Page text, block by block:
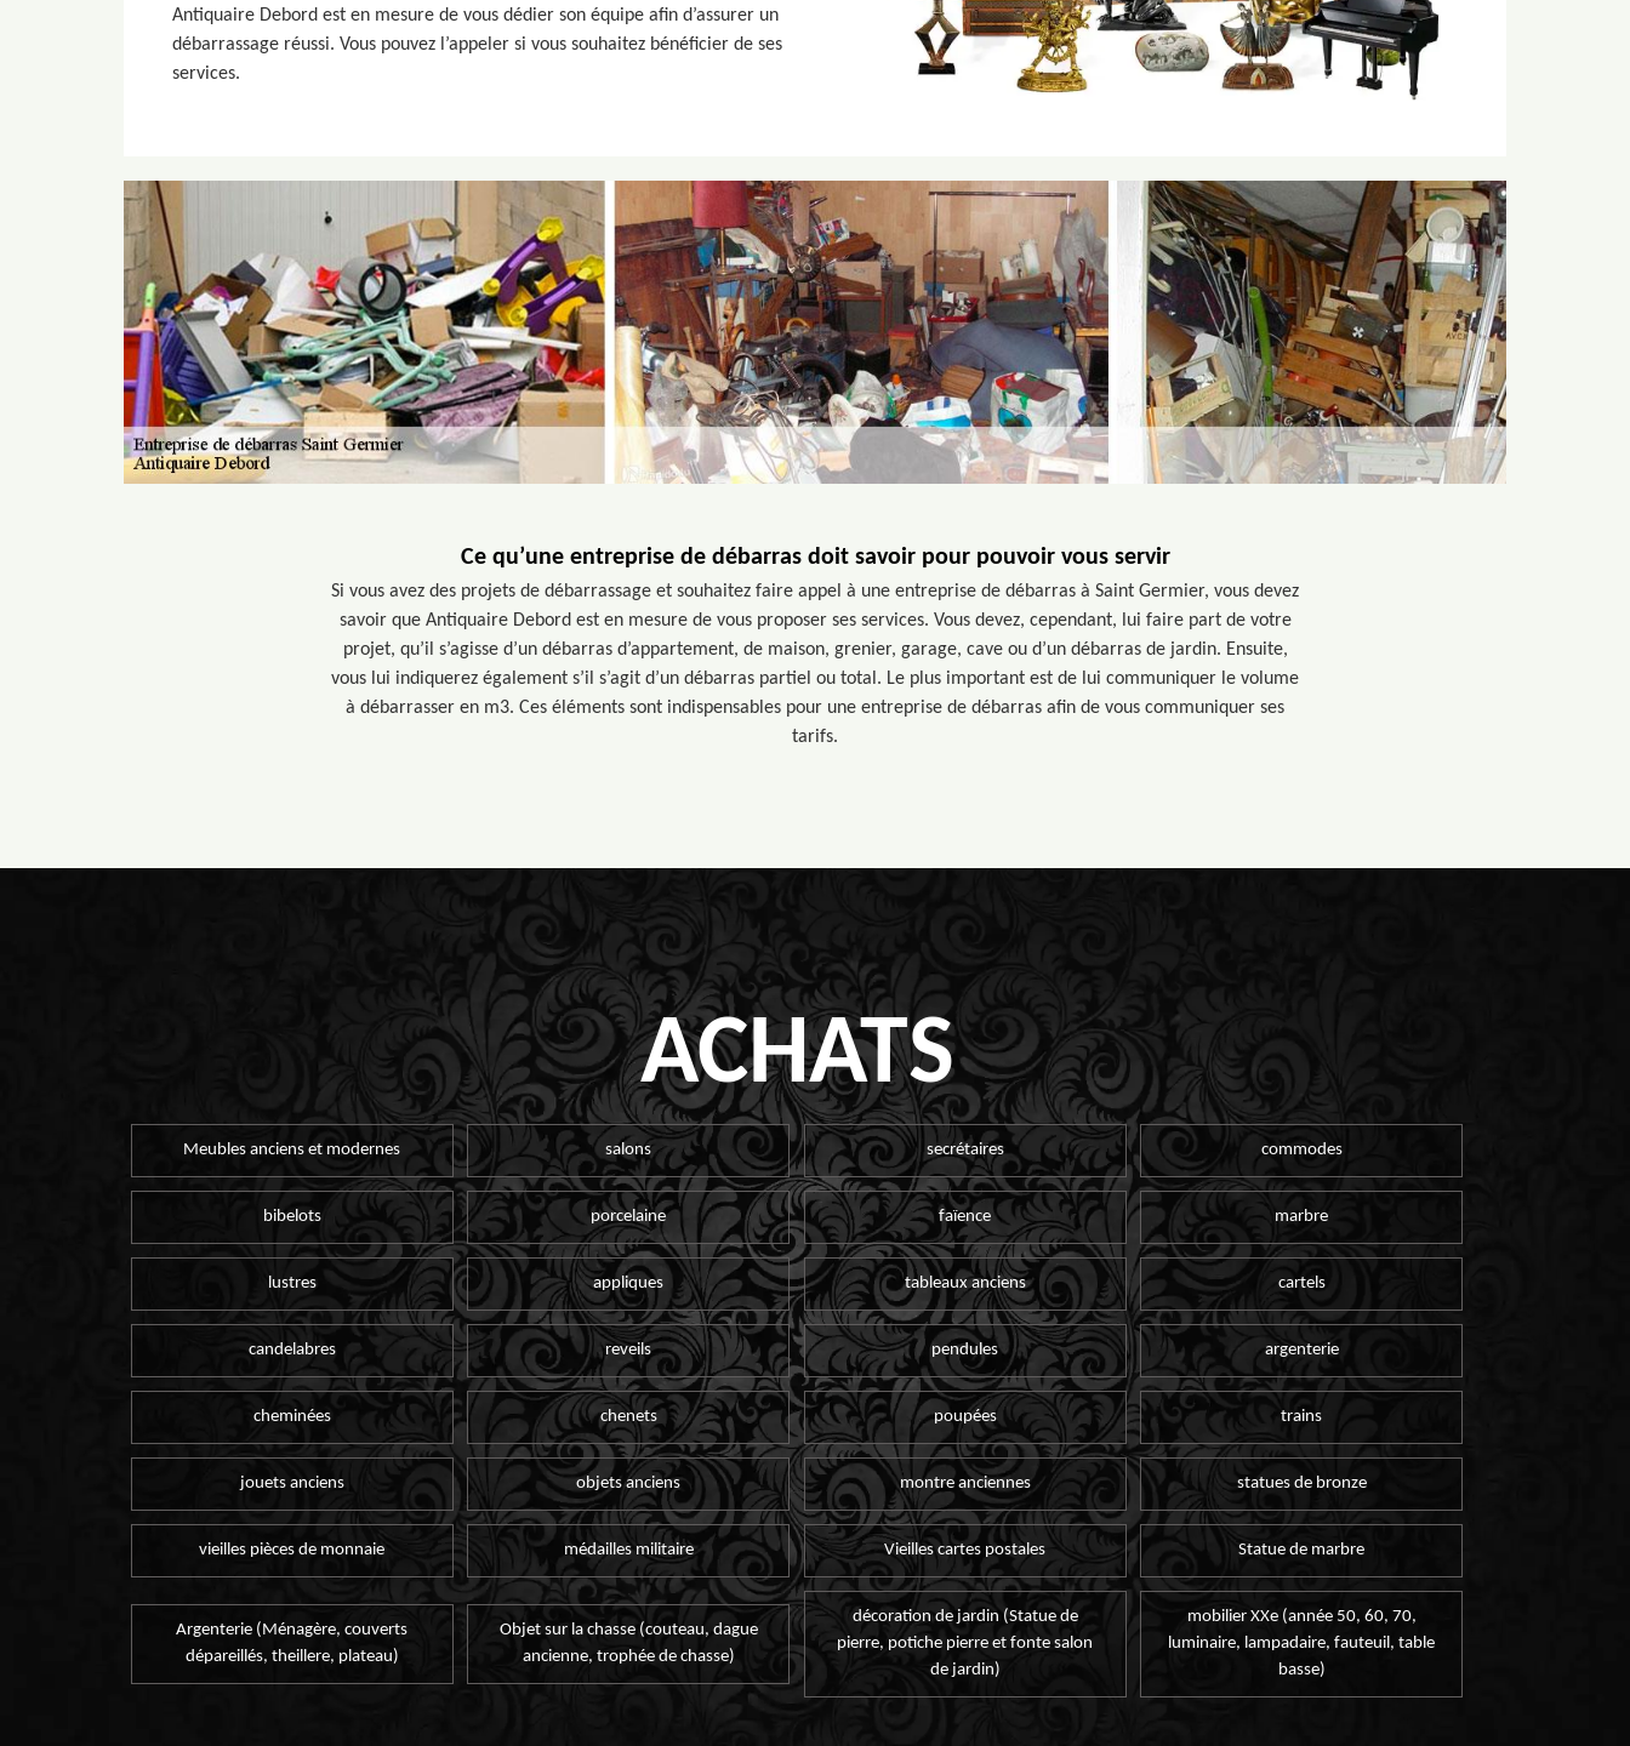
Antiquaire Debord est en mesure de vous dédier son équipe afin d’assurer un
débarrassage réussi. Vous pouvez l’appeler si vous souhaitez bénéficier de ses
services.
Ce qu’une entreprise de débarras doit savoir pour pouvoir vous servir
Si vous avez des projets de débarrassage et souhaitez faire appel à une entreprise de débarras à Saint Germier, vous devez
savoir que Antiquaire Debord est en mesure de vous proposer ses services. Vous devez, cependant, lui faire part de votre
projet, qu’il s’agisse d’un débarras d’appartement, de maison, grenier, garage, cave ou d’un débarras de jardin. Ensuite,
vous lui indiquerez également s’il s’agit d’un débarras partiel ou total. Le plus important est de lui communiquer le volume
à débarrasser en m3. Ces éléments sont indispensables pour une entreprise de débarras afin de vous communiquer ses
tarifs.
ACHATS
Meubles anciens et modernes salons secrétaires commodes
bibelots porcelaine faïence marbre
lustres appliques tableaux anciens cartels
candelabres reveils pendules argenterie
cheminées chenets poupées trains
jouets anciens objets anciens montre anciennes statues de bronze
vieilles pièces de monnaie médailles militaire Vieilles cartes postales Statue de marbre
Argenterie (Ménagère, couverts
dépareillés, theillere, plateau)
Objet sur la chasse (couteau, dague
ancienne, trophée de chasse)
décoration de jardin (Statue de
pierre, potiche pierre et fonte salon
de jardin)
mobilier XXe (année 50, 60, 70,
luminaire, lampadaire, fauteuil, table
basse)